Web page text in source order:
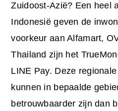
Zuidoost-Azië? Een heel
Indonesië geven de
voorkeur aan Alfamart,
Thailand zijn het
LINE Pay. Deze
kunnen in bepaalde
betrouwbaarder zijn dan